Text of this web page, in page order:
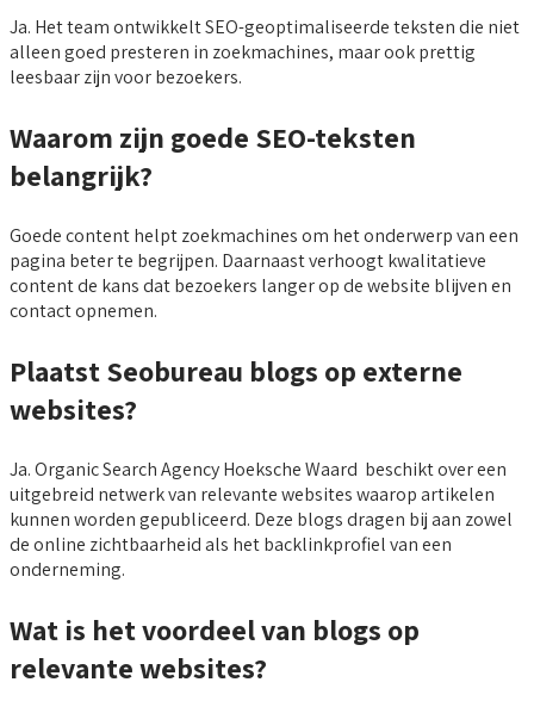
Ja. Het team ontwikkelt SEO-geoptimaliseerde teksten die niet
alleen goed presteren in zoekmachines, maar ook prettig
leesbaar zijn voor bezoekers.
Waarom zijn goede SEO-teksten
belangrijk?
Goede content helpt zoekmachines om het onderwerp van een
pagina beter te begrijpen. Daarnaast verhoogt kwalitatieve
content de kans dat bezoekers langer op de website blijven en
contact opnemen.
Plaatst Seobureau blogs op externe
websites?
Ja. Organic Search Agency Hoeksche Waard beschikt over een
uitgebreid netwerk van relevante websites waarop artikelen
kunnen worden gepubliceerd. Deze blogs dragen bij aan zowel
de online zichtbaarheid als het backlinkprofiel van een
onderneming.
Wat is het voordeel van blogs op
relevante websites?